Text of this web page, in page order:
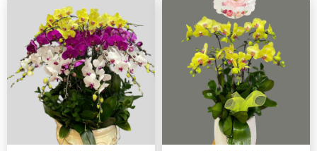
35.000.000 ₫.
30.000.000 ₫.